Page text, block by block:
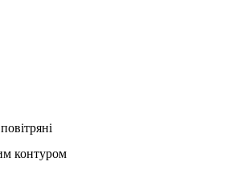
контуром